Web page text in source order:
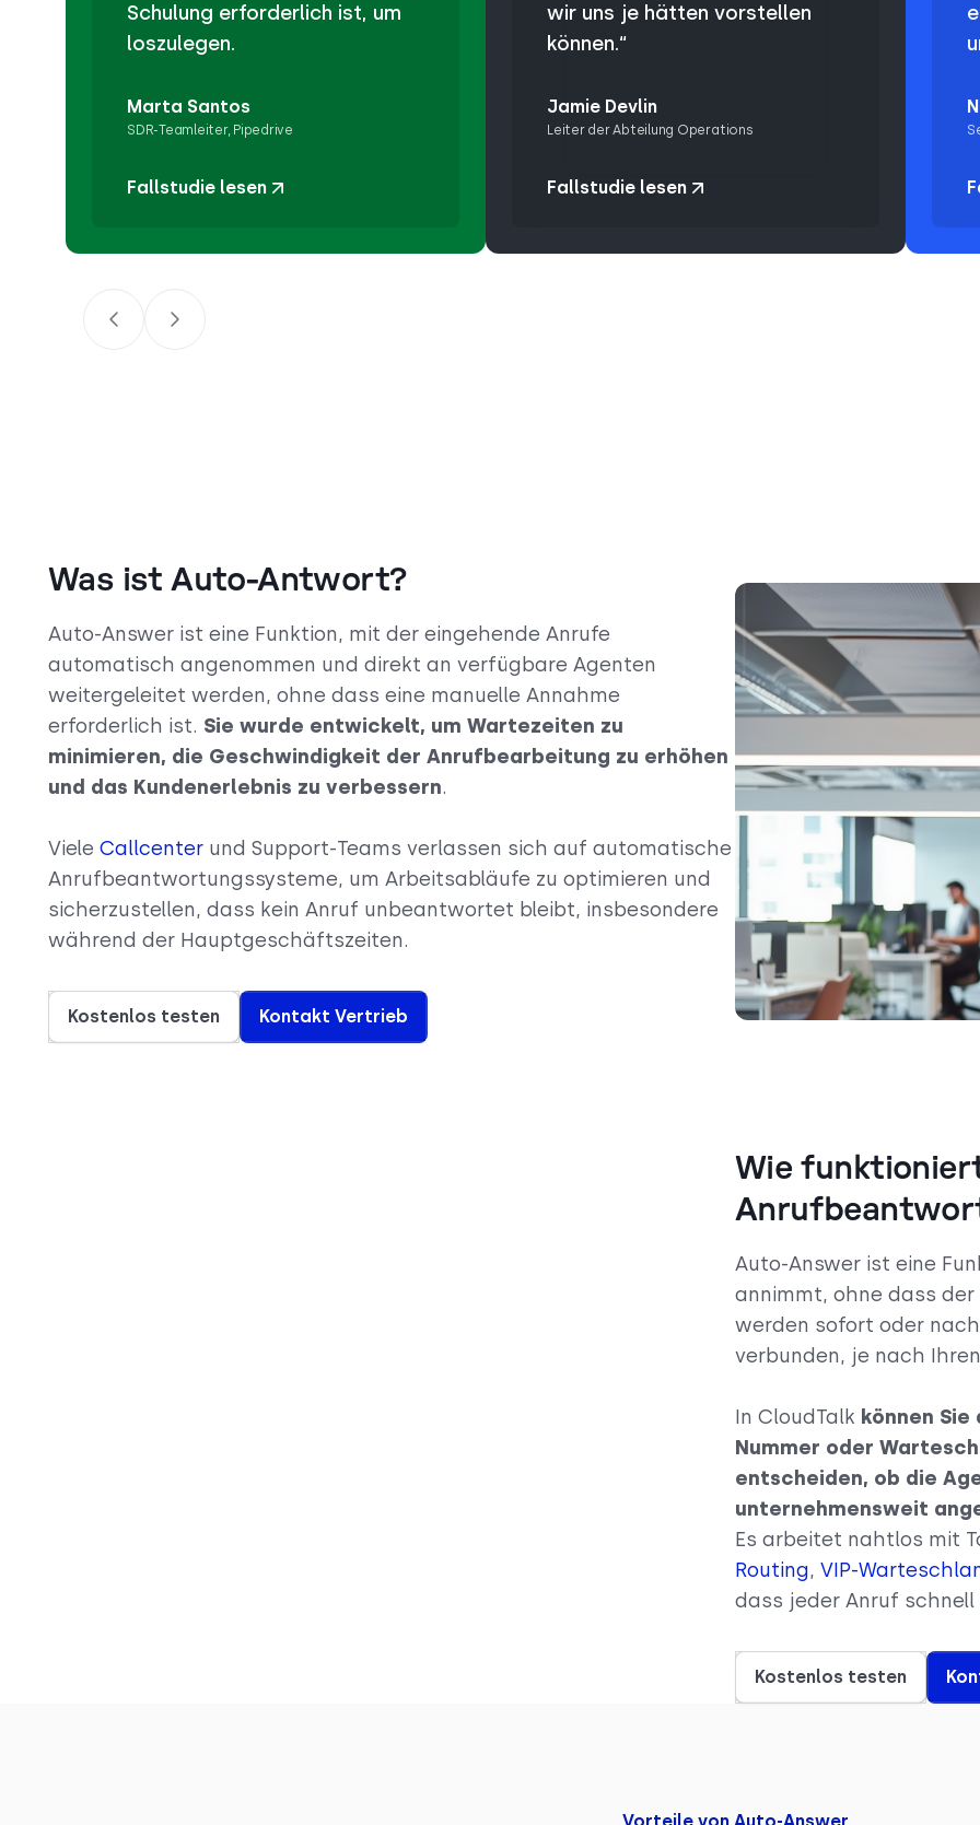
Schulung erforderlich ist, um
loszulegen.
Marta Santos
SDR-Teamleiter, Pipedrive
Fallstudie lesen
wir uns je hätten vorstellen
können.“
Jamie Devlin
Leiter der Abteilung Operations
Fallstudie lesen
Was ist Auto-Antwort?
Auto-Answer ist eine Funktion, mit der eingehende Anrufe
automatisch angenommen und direkt an verfügbare Agenten
weitergeleitet werden, ohne dass eine manuelle Annahme
erforderlich ist. Sie wurde entwickelt, um Wartezeiten zu
minimieren, die Geschwindigkeit der Anrufbearbeitung zu erhöhen
und das Kundenerlebnis zu verbessern.
Viele Callcenter und Support-Teams verlassen sich auf automatische
Anrufbeantwortungssysteme, um Arbeitsabläufe zu optimieren und
sicherzustellen, dass kein Anruf unbeantwortet bleibt, insbesondere
während der Hauptgeschäftszeiten.
Kostenlos testen Kontakt Vertrieb
Wie
Auto-Answer ist eine
annimmt, ohne dass
werden sofort oder
verbunden, je nach
In CloudTalk können
Nummer oder
entscheiden, ob die
unternehmensweit
Es arbeitet nahtlos mit
Routing, VIP-
dass jeder Anruf
Kostenlos testen